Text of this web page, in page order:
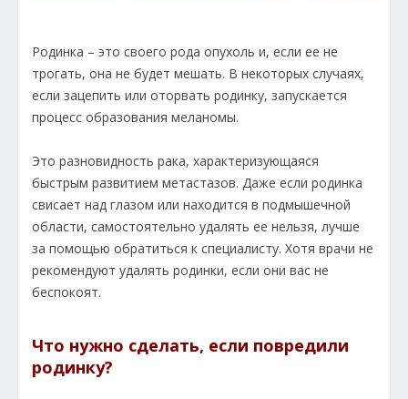
Родинка – это своего рода опухоль и, если ее не
трогать, она не будет мешать. В некоторых случаях,
если зацепить или оторвать родинку, запускается
процесс образования меланомы.
Это разновидность рака, характеризующаяся
быстрым развитием метастазов. Даже если родинка
свисает над глазом или находится в подмышечной
области, самостоятельно удалять ее нельзя, лучше
за помощью обратиться к специалисту. Хотя врачи не
рекомендуют удалять родинки, если они вас не
беспокоят.
Что нужно сделать, если повредили
родинку?